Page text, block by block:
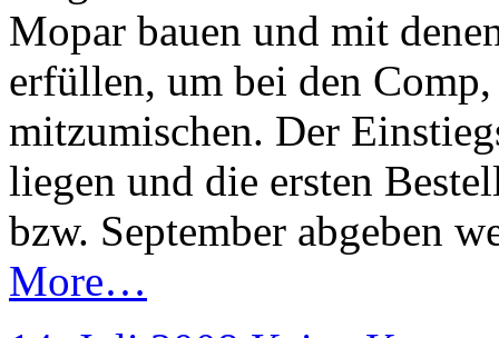
Mopar bauen und mit
erfüllen, um bei den
mitzumischen. Der
liegen und die ersten
bzw. September abgeben
More…